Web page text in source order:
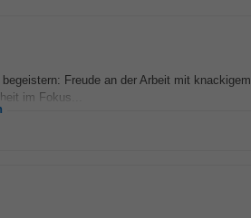
Freude an der Arbeit mit knackigem
im Fokus...